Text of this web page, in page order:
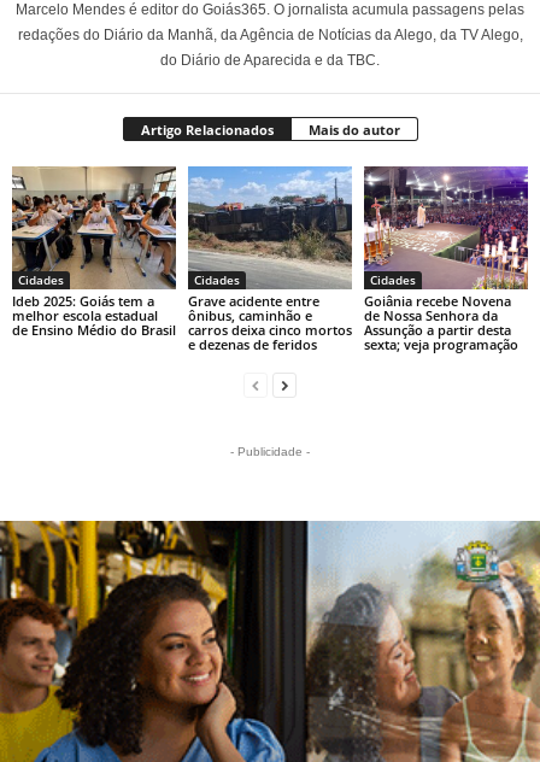
Marcelo Mendes é editor do Goiás365. O jornalista acumula passagens pelas
redações do Diário da Manhã, da Agência de Notícias da Alego, da TV Alego,
do Diário de Aparecida e da TBC.
Artigo Relacionados Mais do autor
Cidades
Ideb 2025: Goiás tem a
melhor escola estadual
de Ensino Médio do Brasil
Cidades
Grave acidente entre
ônibus, caminhão e
carros deixa cinco mortos
e dezenas de feridos
Cidades
Goiânia recebe Novena
de Nossa Senhora da
Assunção a partir desta
sexta; veja programação
- Publicidade -